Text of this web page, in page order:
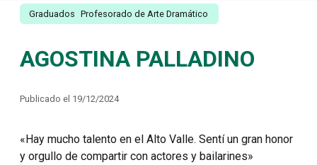
Graduados Profesorado de Arte Dramático
AGOSTINA PALLADINO
Publicado el 19/12/2024
«Hay mucho talento en el Alto Valle. Sentí un gran honor
y orgullo de compartir con actores y bailarines»